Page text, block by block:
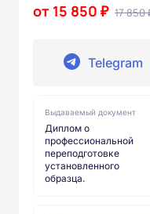
от 15 850 ₽ 17 850
Telegram
Выдаваемый документ
Диплом о
профессиональной
переподготовке
установленного
образца.